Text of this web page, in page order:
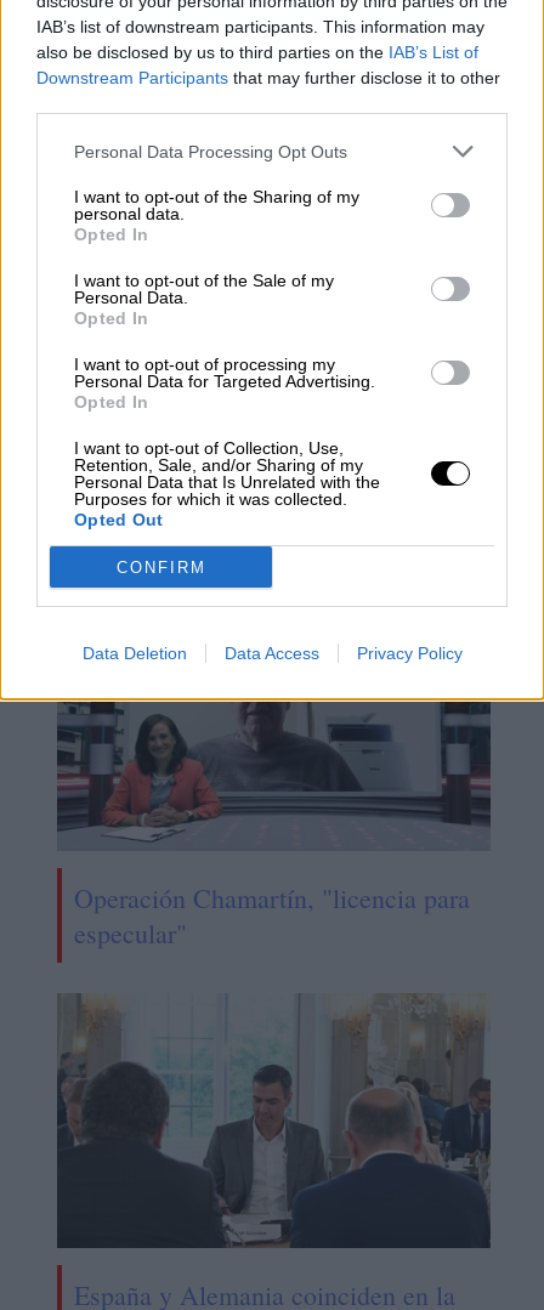
IAB’s list of downstream participants. This information may
also be disclosed by us to third parties on the IAB’s List of
Downstream Participants that may further disclose it to other
Personal Data Processing Opt Outs
I want to opt-out of the Sharing of my
personal data.
Opted In
I want to opt-out of the Sale of my
Personal Data.
Opted In
I want to opt-out of processing my
Personal Data for Targeted Advertising.
Opted In
I want to opt-out of Collection, Use,
Retention, Sale, and/or Sharing of my
Personal Data that Is Unrelated with the
Purposes for which it was collected.
Opted Out
CONFIRM
Data Deletion Data Access Privacy Policy
Mario García de Castro: "Todas
camino abierto para el mañana"
Esperamos que Pedro Sánchez
recupere el sentido de sus palabras
Operación Chamartín, "licencia para
especular"
España y Alemania coinciden en la